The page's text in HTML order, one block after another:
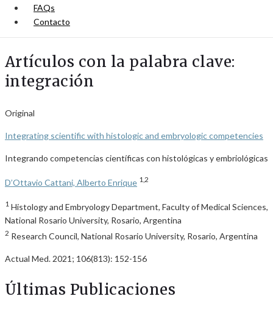
FAQs
Contacto
Artículos con la palabra clave:
integración
Original
Integrating scientific with histologic and embryologic competencies
Integrando competencias científicas con histológicas y embriológicas
D’Ottavio Cattani, Alberto Enrique 1,2
1 Histology and Embryology Department, Faculty of Medical Sciences,
National Rosario University, Rosario, Argentina
2 Research Council, National Rosario University, Rosario, Argentina
Actual Med. 2021; 106(813): 152-156
Últimas Publicaciones